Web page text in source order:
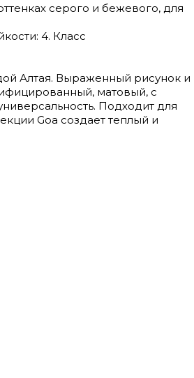
серого и бежевого, для
4. Класс
Алтая. Выраженный рисунок и
матовый, с
Подходит для
Gоа создает теплый и